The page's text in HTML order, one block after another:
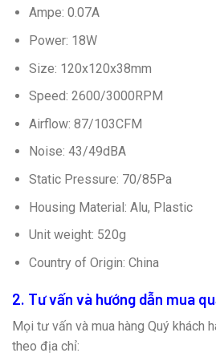
Ampe: 0.07A
Power: 18W
Size: 120x120x38mm
Speed: 2600/3000RPM
Airflow: 87/103CFM
Noise: 43/49dBA
Static Pressure: 70/85Pa
Housing Material: Alu, Plastic
Unit weight: 520g
Country of Origin: China
2. Tư vấn và hướng dẫn mua
Mọi tư vấn và mua hàng Quý khách
theo địa chỉ: